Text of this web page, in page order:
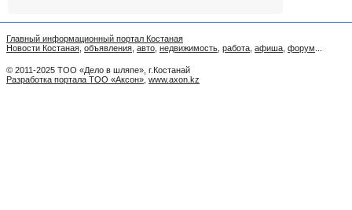
Главный информационный портал Костаная
Новости Костаная объявления авто недвижимость работа афиша форум
© 2011-2025 ТОО «Дело в шляпе», г.Костанай
Разработка портала ТОО «Аксон» www.axon.kz